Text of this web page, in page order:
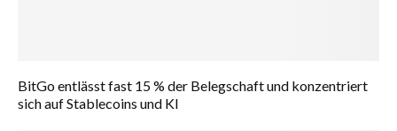
BitGo entlässt fast 15 % der Belegschaft und konzentriert
sich auf Stablecoins und KI